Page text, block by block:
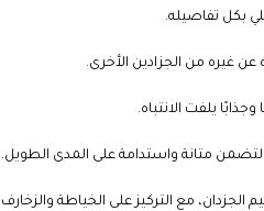
الجزدان، مع التركيز على الخياطة والزخارف